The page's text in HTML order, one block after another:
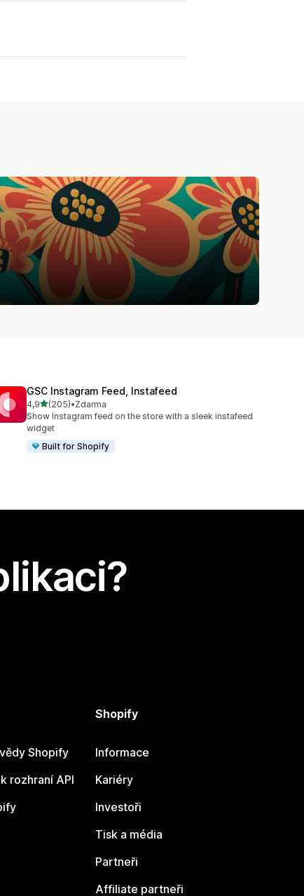
GSC Instagram Feed, Instafeed
4,9z 5 hvězd
(205)
Celkový počet recenzí: 205
•Zdarma
Show Instagram feed on the store with a sleek instafeed
widget
Built for Shopify
Shopify
rozhraní API
Shopify
Informace
Kariéry
Investoři
Tisk a média
Partneři
Affiliate partneři